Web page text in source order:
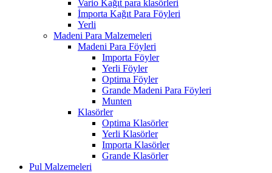
Vario Kağıt para klasörleri
İmporta Kağıt Para Föyleri
Yerli
Madeni Para Malzemeleri
Madeni Para Föyleri
Importa Föyler
Yerli Föyler
Optima Föyler
Grande Madeni Para Föyleri
Munten
Klasörler
Optima Klasörler
Yerli Klasörler
Importa Klasörler
Grande Klasörler
Pul Malzemeleri